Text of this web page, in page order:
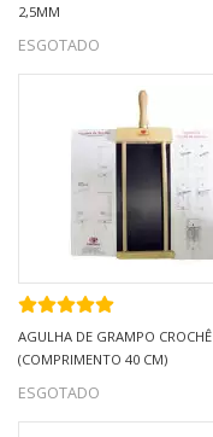
2,5MM
ESGOTADO
AGULHA DE GRAMPO CROCHÊ
(COMPRIMENTO 40 CM)
ESGOTADO